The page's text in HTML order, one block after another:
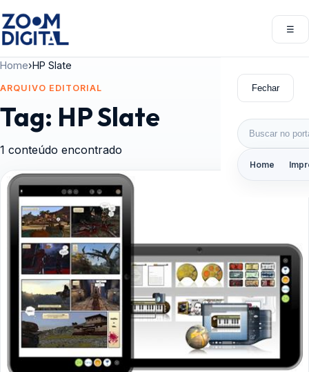
☰
Fechar
Buscar por:
Home
Home›HP Slate
ARQUIVO EDITORIAL
Tag: HP Slate
1 conteúdo encontrado